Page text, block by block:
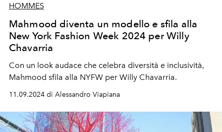
HOMMES
Mahmood diventa un modello e sfila alla
New York Fashion Week 2024 per Willy
Chavarria
Con un look audace che celebra diversità e inclusività,
Mahmood sfila alla NYFW per Willy Chavarria.
11.09.2024 di Alessandro Viapiana